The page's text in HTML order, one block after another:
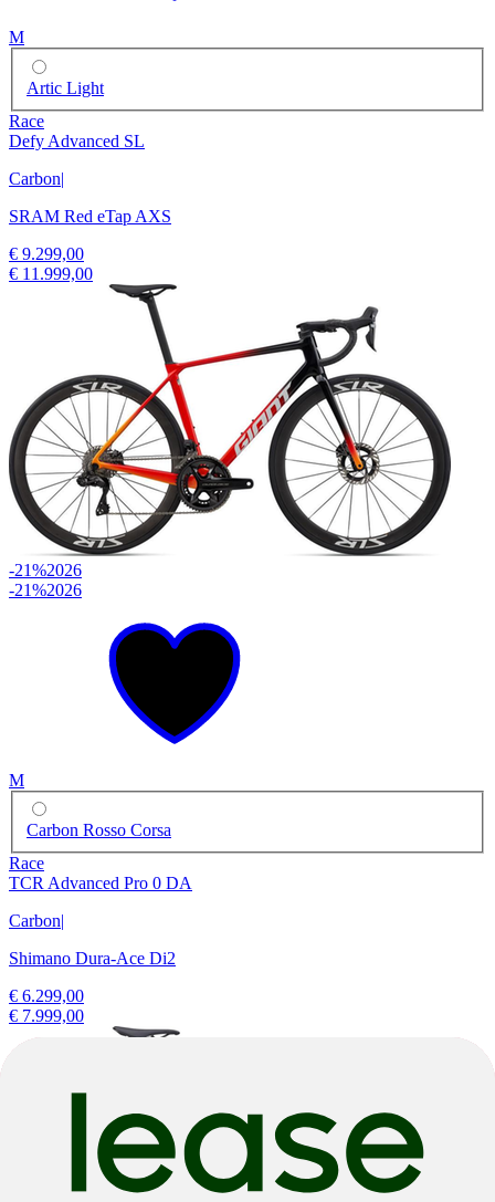
M
Artic Light
Race
Defy Advanced SL
Carbon|
SRAM Red eTap AXS
€ 9.299,00
€ 11.999,00
-21%2026
-21%2026
M
Carbon Rosso Corsa
Race
TCR Advanced Pro 0 DA
Carbon|
Shimano Dura-Ace Di2
€ 6.299,00
€ 7.999,00